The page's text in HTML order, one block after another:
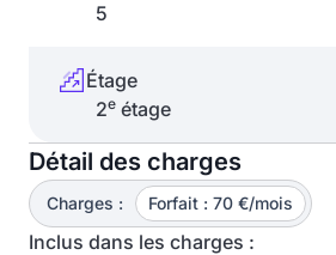
5
Étage
2e étage
Détail des charges
Charges : Forfait : 70 €/mois
Inclus dans les charges :